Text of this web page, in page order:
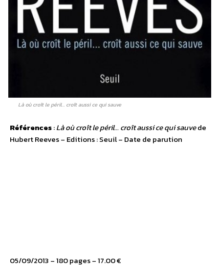
Là où croît le péril… croît aussi ce qui sauve
Références:Là où croît le péril… croît aussi ce qui sauvede
Hubert Reeves – Editions : Seuil – Date de parution
05/09/2013 – 180 pages – 17.00 €